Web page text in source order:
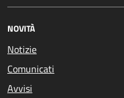
NOVITÀ
Notizie
Comunicati
Avvisi